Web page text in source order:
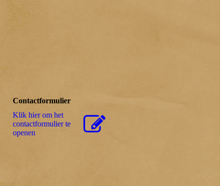
Contactformulier
Klik hier om het
contactformulier te
openen